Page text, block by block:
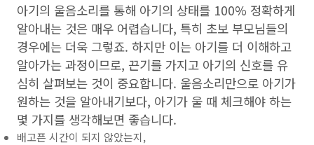
아기의 울음소리를 통해 아기의 상태를 100% 정확하게
알아내는 것은 매우 어렵습니다, 특히 초보 부모님들의
경우에는 더욱 그렇죠. 하지만 이는 아기를 더 이해하고
알아가는 과정이므로, 끈기를 가지고 아기의 신호를 유
심히 살펴보는 것이 중요합니다. 울음소리만으로 아기가
원하는 것을 알아내기보다, 아기가 울 때 체크해야 하는
몇 가지를 생각해보면 좋습니다.
배고픈 시간이 되지 않았는지,